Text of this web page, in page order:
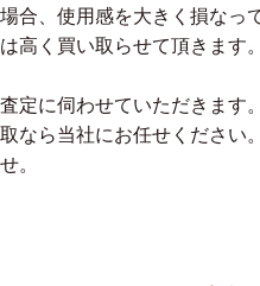
合、使用感を大きく損な
高く買い取らせて頂きます
定に伺わせていただきます。
なら当社にお任せください。
。